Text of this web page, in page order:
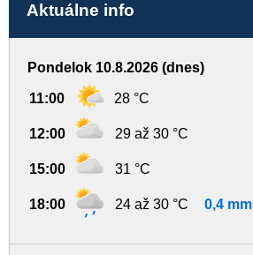
Aktuálne info
Pondelok 10.8.2026 (dnes)
11:00 28 °C
12:00 29 až 30 °C
15:00 31 °C
18:00 24 až 30 °C 0,4 mm